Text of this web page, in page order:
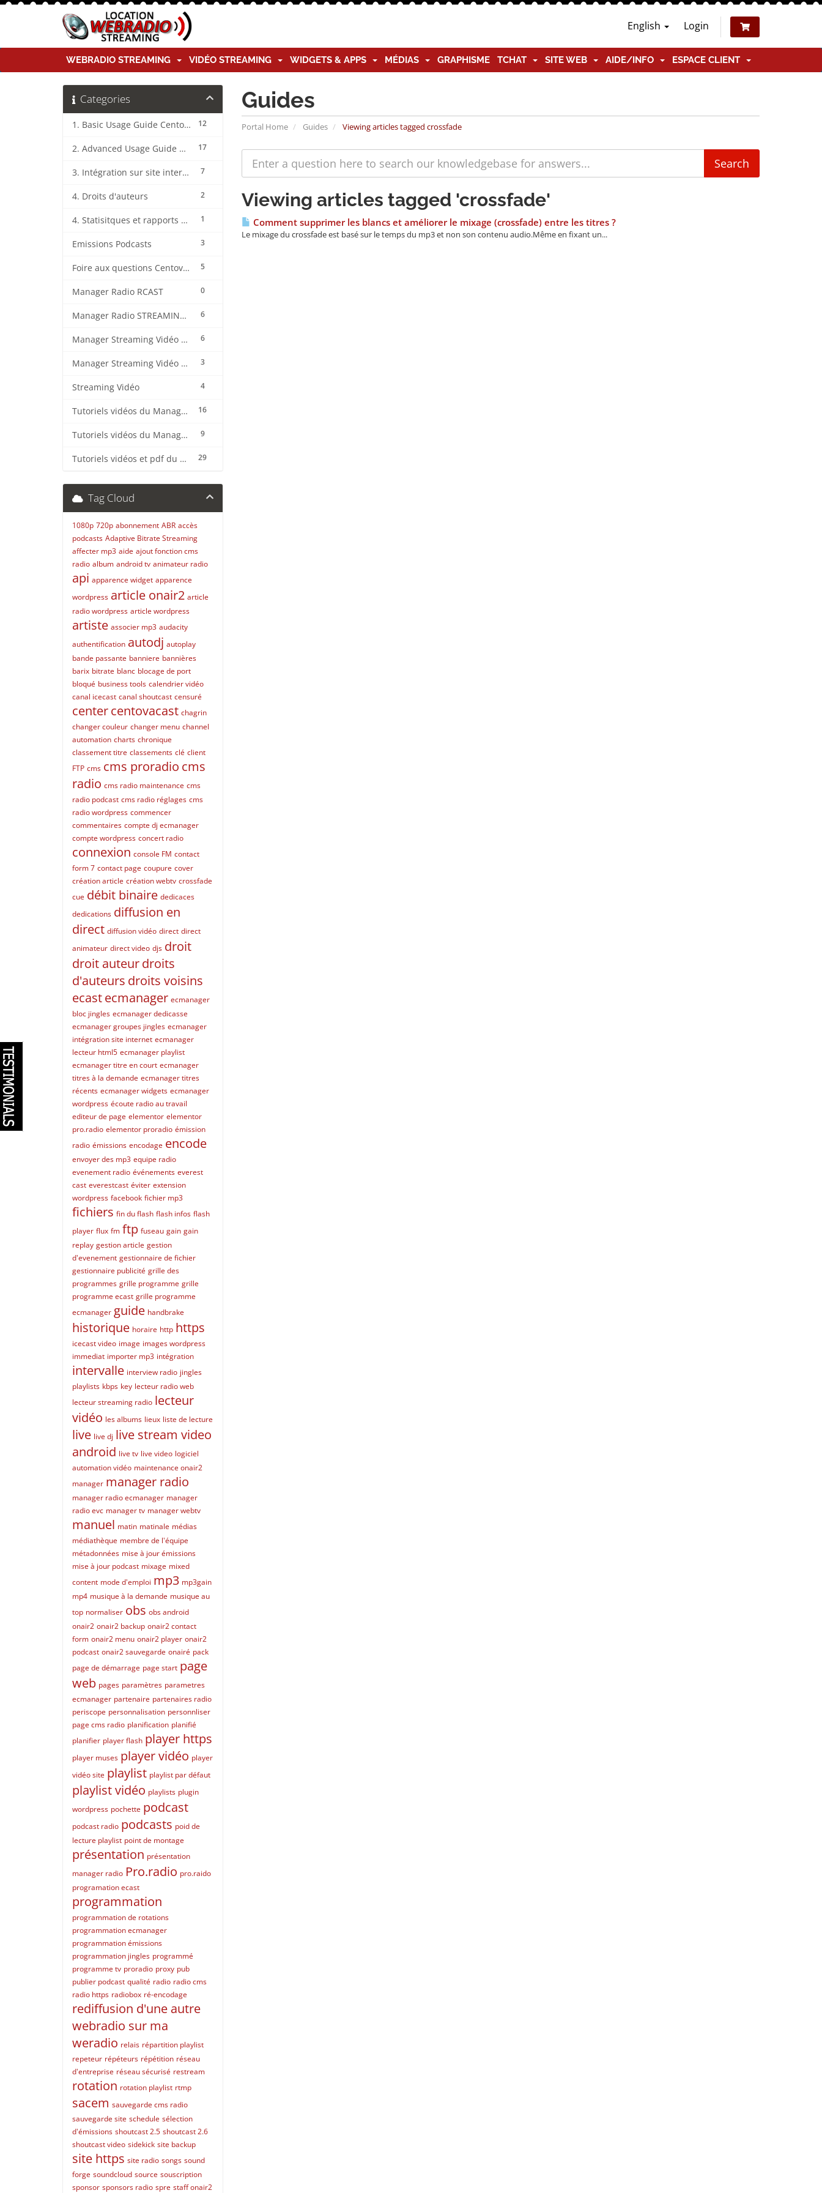
English Login
WEBRADIO STREAMING VIDÉO STREAMING WIDGETS & APPS MÉDIAS GRAPHISME TCHAT SITE WEB AIDE/INFO ESPACE CLIENT
Guides
Portal Home Guides Viewing articles tagged crossfade
Categories
12
1. Basic Usage Guide CentovaCast
17
2. Advanced Usage Guide CentovaCast
7
3. Intégration sur site internet CentovaCast
2
4. Droits d'auteurs
1
4. Statisitques et rapports CentovaCast
3
Emissions Podcasts
5
Foire aux questions CentovaCast
0
Manager Radio RCAST
6
Manager Radio STREAMING CENTER
6
Manager Streaming Vidéo TVMCP
3
Manager Streaming Vidéo VDO
4
Streaming Vidéo
16
Tutoriels vidéos du Manager Radio CentovaCast
9
Tutoriels vidéos du Manager Radio STREAMING CENTER
29
Tutoriels vidéos et pdf du CMS Radio Wordpress + OnAir2/Pro.Radio
Viewing articles tagged 'crossfade'
Comment supprimer les blancs et améliorer le mixage (crossfade) entre les titres ?
Le mixage du crossfade est basé sur le temps du mp3 et non son contenu audio.Même en fixant un...
Tag Cloud
1080p 720p abonnement ABR accès
podcasts Adaptive Bitrate Streaming
affecter mp3 aide ajout fonction cms
radio album android tv animateur radio
api apparence widget apparence
wordpress article onair2 article
radio wordpress article wordpress
artiste associer mp3 audacity
authentification autodj autoplay
bande passante banniere bannières
barix bitrate blanc blocage de port
bloqué business tools calendrier vidéo
canal icecast canal shoutcast censuré
centercentovacast chagrin
changer couleur changer menu channel
automation charts chronique
classement titre classements clé client
FTP cms cms proradio cms
radio cms radio maintenance cms
radio podcast cms radio réglages cms
radio wordpress commencer
commentaires compte dj ecmanager
compte wordpress concert radio
connexion console FM contact
form 7 contact page coupure cover
création article création webtv crossfade
cue débit binaire dedicaces
dedications diffusion en
direct diffusion vidéo direct direct
animateur direct video djs droit
droit auteurdroits
d'auteurs droits voisins
ecastecmanager ecmanager
bloc jingles ecmanager dedicasse
ecmanager groupes jingles ecmanager
intégration site internet ecmanager
lecteur html5 ecmanager playlist
ecmanager titre en court ecmanager
titres à la demande ecmanager titres
récents ecmanager widgets ecmanager
wordpress écoute radio au travail
editeur de page elementor elementor
pro.radio elementor proradio émission
radio émissions encodage encode
envoyer des mp3 equipe radio
evenement radio événements everest
cast everestcast éviter extension
wordpress facebook fichier mp3
fichiers fin du flash flash infos flash
player flux fm ftp fuseau gain gain
replay gestion article gestion
d'evenement gestionnaire de fichier
gestionnaire publicité grille des
programmes grille programme grille
programme ecast grille programme
ecmanager guide handbrake
historique horaire http https
icecast video image images wordpress
immediat importer mp3 intégration
intervalle interview radio jingles
playlists kbps key lecteur radio web
lecteur streaming radio lecteur
vidéo les albums lieux liste de lecture
live live dj live stream video
android live tv live video logiciel
automation vidéo maintenance onair2
manager manager radio
manager radio ecmanager manager
radio evc manager tv manager webtv
manuel matin matinale médias
médiathèque membre de l'équipe
métadonnées mise à jour émissions
mise à jour podcast mixage mixed
content mode d'emploi mp3 mp3gain
mp4 musique à la demande musique au
top normaliser obs obs android
onair2 onair2 backup onair2 contact
form onair2 menu onair2 player onair2
podcast onair2 sauvegarde onairé pack
page de démarrage page start page
web pages paramètres parametres
ecmanager partenaire partenaires radio
periscope personnalisation personnliser
page cms radio planification planifié
planifier player flash player https
player muses player vidéo player
vidéo site playlist playlist par défaut
playlist vidéo playlists plugin
wordpress pochette podcast
podcast radio podcasts poid de
lecture playlist point de montage
présentation présentation
manager radio Pro.radio pro.raido
programation ecast
programmation
programmation de rotations
programmation ecmanager
programmation émissions
programmation jingles programmé
programme tv proradio proxy pub
publier podcast qualité radio radio cms
radio https radiobox ré-encodage
rediffusion d'une autre
webradio sur ma
weradio relais répartition playlist
repeteur répéteurs répétition réseau
d'entreprise réseau sécurisé restream
rotation rotation playlist rtmp
sacem sauvegarde cms radio
sauvegarde site schedule sélection
d'émissions shoutcast 2.5 shoutcast 2.6
shoutcast video sidekick site backup
site https site radio songs sound
forge soundcloud source souscription
sponsor sponsors radio spre staff onair2